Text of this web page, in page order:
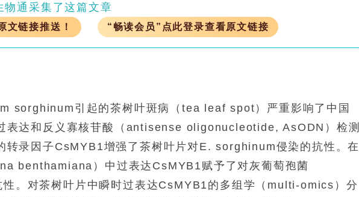
物通采集了这篇文章
链接推送！ “畅读会员”点此登录查看原文链接
sorghinum引起的茶树叶斑病（tea leaf spot）严重影响了中国
表达和反义寡核苷酸（antisense oligonucleotide, AsODN）检测
转录因子CsMYB1增强了茶树叶片对E. sorghinum侵染的抗性。在
benthamiana）中过表达CsMYB1赋予了对灰葡萄孢菌
。对茶树叶片中瞬时过表达CsMYB1的多组学（multi-omics）分